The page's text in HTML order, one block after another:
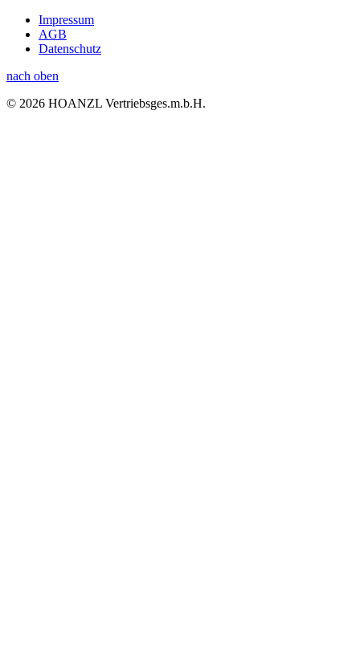
Impressum
AGB
Datenschutz
nach oben
© 2026 HOANZL Vertriebsges.m.b.H.